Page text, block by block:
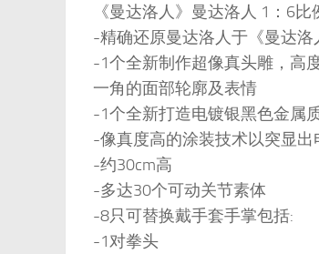
《曼达洛人》曼达洛人 1：6比
-精确还原曼达洛人于《曼达洛
-1个全新制作超像真头雕，高
一角的面部轮廓及表情
-1个全新打造电镀银黑色金属
-像真度高的涂装技术以突显
-约30cm高
-多达30个可动关节素体
-8只可替换戴手套手掌包括:
-1对拳头